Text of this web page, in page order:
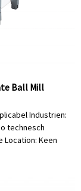
Ball Mill
Industrien:
technesch
Location: Keen